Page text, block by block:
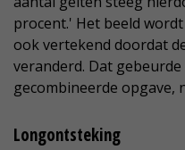
procent.' Het beeld
ook vertekend doordat
veranderd. Dat
gecombineerde opgave,
Longontsteking